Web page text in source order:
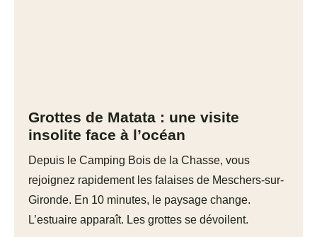
Grottes de Matata : une visite
insolite face à l’océan
Depuis le Camping Bois de la Chasse, vous
rejoignez rapidement les falaises de Meschers-sur-
Gironde. En 10 minutes, le paysage change.
L’estuaire apparaît. Les grottes se dévoilent.